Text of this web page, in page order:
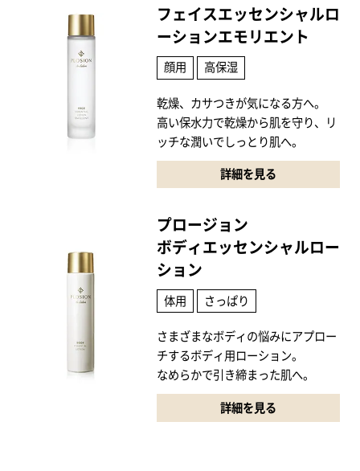
フェイスエッセンシャルロ
ーションエモリエント
顔用 高保湿
乾燥、カサつきが気になる方へ。
高い保水力で乾燥から肌を守り、リ
ッチな潤いでしっとり肌へ。
詳細を見る
プロージョン
ボディエッセンシャルロー
ション
体用 さっぱり
さまざまなボディの悩みにアプロー
チするボディ用ローション。
なめらかで引き締まった肌へ。
詳細を見る